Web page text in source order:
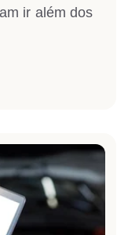
ir além dos